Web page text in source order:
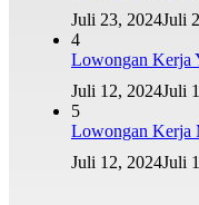
Juli 23, 2024Juli
4
Lowongan Kerja
Juli 12, 2024Juli
5
Lowongan Kerja
Juli 12, 2024Juli